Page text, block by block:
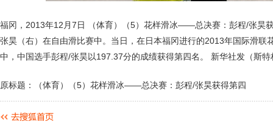
福冈，2013年12月7日 （体育）（5）花样滑冰——总决赛：彭程/张昊
张昊（右）在自由滑比赛中。当日，在日本福冈进行的2013年国际滑联
中，中国选手彭程/张昊以197.37分的成绩获得第四名。 新华社发（斯特
原标题：（体育）（5）花样滑冰——总决赛：彭程/张昊获得第四